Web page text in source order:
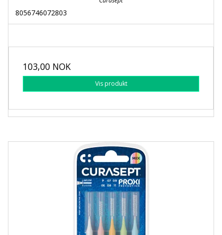
8056746072803
103,00 NOK
Vis produkt